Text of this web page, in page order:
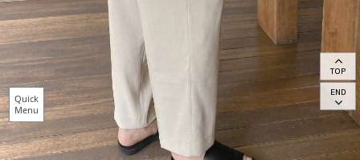
Quick
Menu
TOP
END